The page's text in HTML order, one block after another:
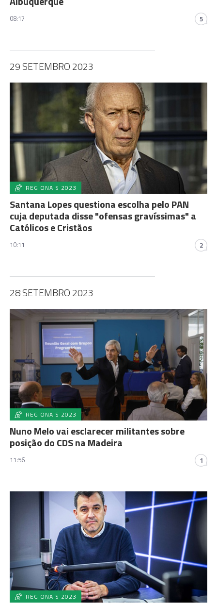
08:17 5
29 SETEMBRO 2023
REGIONAIS 2023
Santana Lopes questiona escolha pelo PAN
cuja deputada disse "ofensas gravíssimas" a
Católicos e Cristãos
10:11 2
28 SETEMBRO 2023
REGIONAIS 2023
Nuno Melo vai esclarecer militantes sobre
posição do CDS na Madeira
11:56 1
REGIONAIS 2023